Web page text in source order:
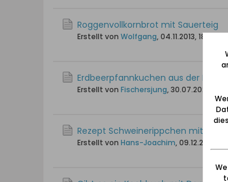
Roggenvollkornbrot mit Sauerteig
Erstellt von Wolfgang, 04.11.2013, 18:40
Erdbeerpfannkuchen aus der
Erstellt von Fischersjung, 30.07.2023, 11:17
Rezept Schweinerippchen mit
Erstellt von Hans-Joachim, 09.12.2022,